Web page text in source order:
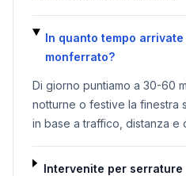
In quanto tempo
monferrato?
Di giorno puntiamo a 30-60
notturne o festive la finestra
in base a traffico, distanza e
Intervenite per